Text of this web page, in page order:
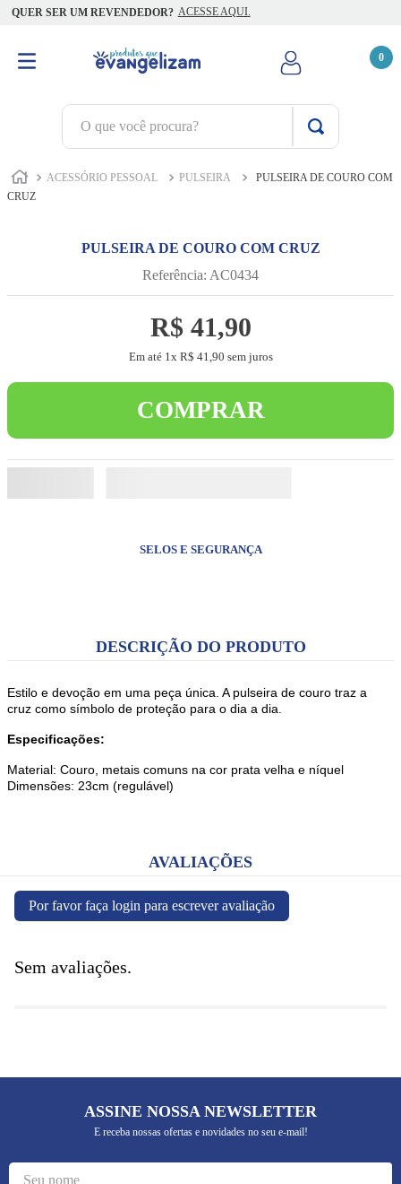
QUER SER UM REVENDEDOR? ACESSE AQUI.
0
O que você procura?
ACESSÓRIO PESSOAL PULSEIRA
PULSEIRA DE COURO COM
CRUZ
PULSEIRA DE COURO COM CRUZ
Referência: AC0434
R$ 41,90
Em até 1 x R$ 41 90 sem juros
COMPRAR
SELOS E SEGURANÇA
DESCRIÇÃO DO PRODUTO
Estilo e devoção em uma peça única. A pulseira de couro traz a
cruz como símbolo de proteção para o dia a dia.
Especificações:
Material: Couro, metais comuns na cor prata velha e níquel
Dimensões: 23cm (regulável)
AVALIAÇÕES
Por favor faça login para escrever avaliação
Sem avaliações.
ASSINE NOSSA NEWSLETTER
E receba nossas ofertas e novidades no seu e-mail!
3º
biblia
5º
camiseta
6 º
escapulário
7º
jesus santa chagas
8º
terços